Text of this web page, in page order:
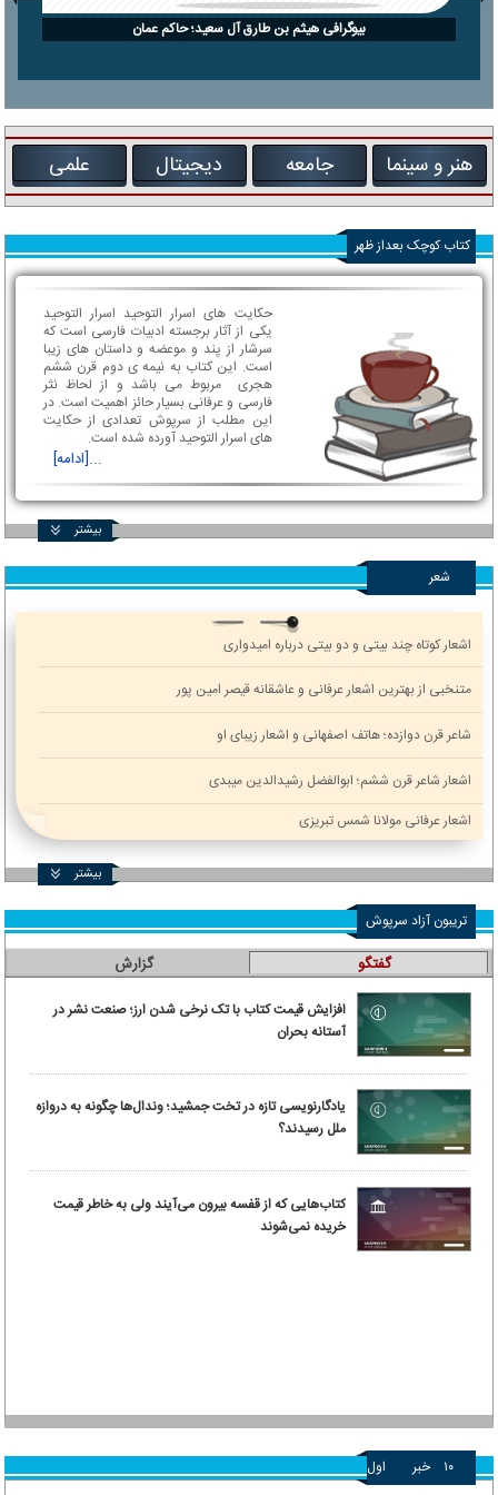
بیوگرافی هیثم بن طارق آل سعید؛ حاکم عمان
هنر و سینما جامعه دیجیتال علمی
کتاب کوچک بعداز ظهر
حکایت های اسرار التوحید اسرار التوحید
یکی از آثار برجسته ادبیات فارسی است که
سرشار از پند و موعضه و داستان های زیبا
است. این کتاب به نیمه ی دوم قرن ششم
هجری مربوط می باشد و از لحاظ نثر
فارسی و عرفانی بسیار حائز اهمیت است. در
این مطلب از سرپوش تعدادی از حکایت
های اسرار التوحید آورده شده است.
...[ادامه]
بیشتر
شعر
اشعار کوتاه چند بیتی و دو بیتی درباره امیدواری
متنخبی از بهترین اشعار عرفانی و عاشقانه قیصر امین پور
شاعر قرن دوازده؛ هاتف اصفهانی و اشعار زیبای او
اشعار شاعر قرن ششم؛ ابوالفضل رشیدالدین میبدی
اشعار عرفانی مولانا شمس تبریزی
بیشتر
تریبون آزاد سرپوش
گفتگو گزارش
افزایش قیمت کتاب با تک نرخی شدن ارز؛ صنعت نشر در
آستانه بحران
یادگارنویسی تازه در تخت جمشید؛ وندال‌ها چگونه به دروازه
ملل رسیدند؟
کتاب‌هایی که از قفسه بیرون می‌آیند ولی به خاطر قیمت
خریده نمی‌شوند
۱۰ خبر اول